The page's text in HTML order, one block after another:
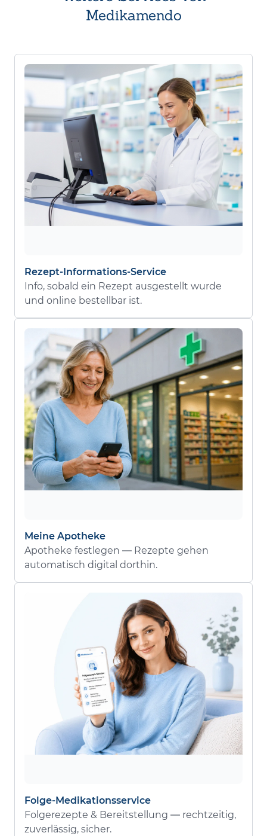
Medikamendo
Rezept-Informations-Service
Info, sobald ein Rezept ausgestellt wurde
und online bestellbar ist.
Meine Apotheke
Apotheke festlegen — Rezepte gehen
automatisch digital dorthin.
Folge-Medikationsservice
Folgerezepte & Bereitstellung — rechtzeitig,
zuverlässig, sicher.